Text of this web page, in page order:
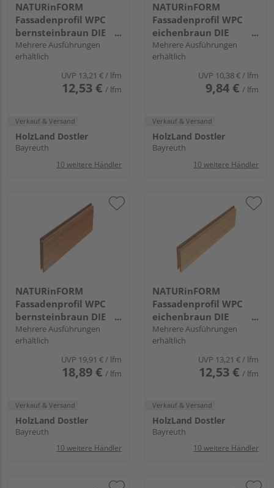
NATURinFORM
Fassadenprofil WPC
bernsteinbraun DIE
GESTALTENDE
EXKLUSIV - 103x17mm
Mehrere Ausführungen
erhältlich
UVP 13,21 €/ lfm
12,53 € / lfm
Verkauf & Versand
HolzLand Dostler
Bayreuth
10 weitere Händler
NATURinFORM
Fassadenprofil WPC
eichenbraun DIE
GESTALTENDE -
70x17mm
Mehrere Ausführungen
erhältlich
UVP 10,38 €/ lfm
9,84 € / lfm
Verkauf & Versand
HolzLand Dostler
Bayreuth
10 weitere Händler
NATURinFORM
Fassadenprofil WPC
bernsteinbraun DIE
GESTALTENDE
EXKLUSIV - 152x17mm
Mehrere Ausführungen
erhältlich
UVP 19,91 € / lfm
18,89 € / lfm
Verkauf & Versand
HolzLand Dostler
Bayreuth
10 weitere Händler
NATURinFORM
Fassadenprofil WPC
eichenbraun DIE
GESTALTENDE
EXKLUSIV - 103x17mm
Mehrere Ausführungen
erhältlich
UVP 13,21 € / lfm
12,53 € / lfm
Verkauf & Versand
HolzLand Dostler
Bayreuth
10 weitere Händler